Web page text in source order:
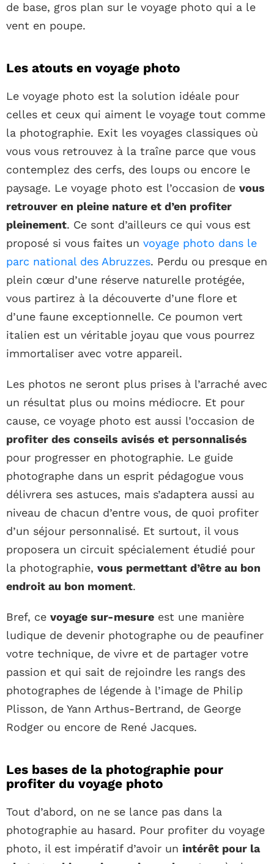
de base, gros plan sur le voyage photo qui a le
vent en poupe.
Les atouts en voyage photo
Le voyage photo est la solution idéale pour
celles et ceux qui aiment le voyage tout comme
la photographie. Exit les voyages classiques où
vous vous retrouvez à la traîne parce que vous
contemplez des cerfs, des loups ou encore le
paysage. Le voyage photo est l’occasion de vous
retrouver en pleine nature et d’en profiter
pleinement. Ce sont d’ailleurs ce qui vous est
proposé si vous faites un voyage photo dans le
parc national des Abruzzes. Perdu ou presque en
plein cœur d’une réserve naturelle protégée,
vous partirez à la découverte d’une flore et
d’une faune exceptionnelle. Ce poumon vert
italien est un véritable joyau que vous pourrez
immortaliser avec votre appareil.
Les photos ne seront plus prises à l’arraché avec
un résultat plus ou moins médiocre. Et pour
cause, ce voyage photo est aussi l’occasion de
profiter des conseils avisés et personnalisés
pour progresser en photographie. Le guide
photographe dans un esprit pédagogue vous
délivrera ses astuces, mais s’adaptera aussi au
niveau de chacun d’entre vous, de quoi profiter
d’un séjour personnalisé. Et surtout, il vous
proposera un circuit spécialement étudié pour
la photographie, vous permettant d’être au bon
endroit au bon moment.
Bref, ce voyage sur-mesure est une manière
ludique de devenir photographe ou de peaufiner
votre technique, de vivre et de partager votre
passion et qui sait de rejoindre les rangs des
photographes de légende à l’image de Philip
Plisson, de Yann Arthus-Bertrand, de George
Rodger ou encore de René Jacques.
Les bases de la photographie pour
profiter du voyage photo
Tout d’abord, on ne se lance pas dans la
photographie au hasard. Pour profiter du voyage
photo, il est impératif d’avoir un intérêt pour la